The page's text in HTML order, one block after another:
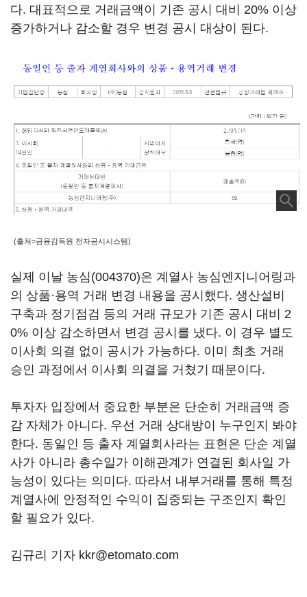
다. 대표적으로 거래금액이 기존 공시 대비 20% 이상
증가하거나 감소할 경우 변경 공시 대상이 된다.
(출처=금융감독원 전자공시시스템)
실제 이날 농심(004370)은 계열사 농심엔지니어링과
의 상품·용역 거래 변경 내용을 공시했다. 생산설비
구축과 정기점검 등의 거래 규모가 기존 공시 대비 2
0% 이상 감소하면서 변경 공시를 냈다. 이 경우 별도
이사회 의결 없이 공시가 가능하다. 이미 최초 거래
승인 과정에서 이사회 의결을 거쳤기 때문이다.
투자자 입장에서 중요한 부분은 단순히 거래금액 증
감 자체가 아니다. 우선 거래 상대방이 누구인지 봐야
한다. 동일인 등 출자 계열회사라는 표현은 단순 계열
사가 아니라 총수일가 이해관계가 연결된 회사일 가
능성이 있다는 의미다. 따라서 내부거래를 통해 특정
계열사에 안정적인 수익이 집중되는 구조인지 확인
할 필요가 있다.
김규리 기자 kkr@etomato.com